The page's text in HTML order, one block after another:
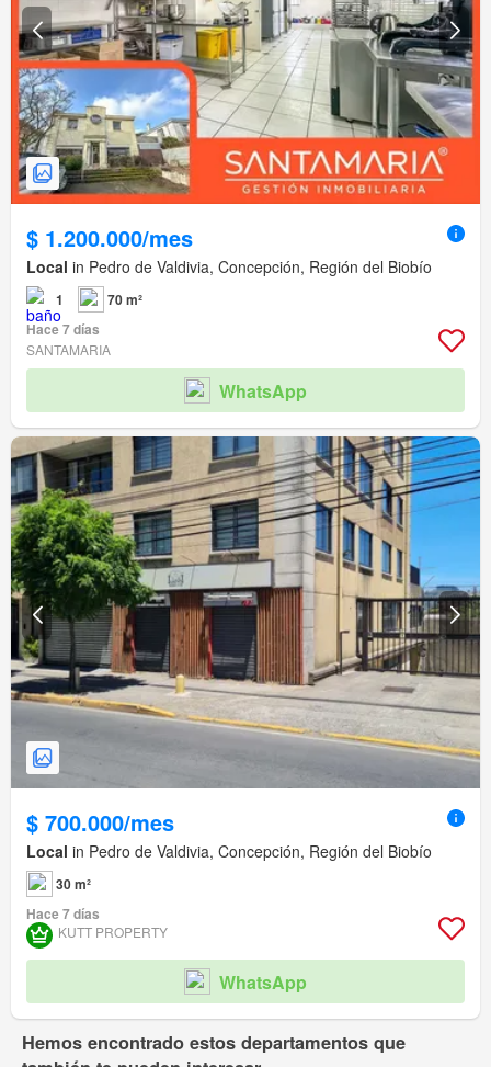
$ 1.200.000/mes
Local in Pedro de Valdivia, Concepción, Región del Biobío
1
70 m²
Hace 7 días
SANTAMARIA
WhatsApp
$ 700.000/mes
Local in Pedro de Valdivia, Concepción, Región del Biobío
30 m²
Hace 7 días
KUTT PROPERTY
WhatsApp
Hemos encontrado estos departamentos que